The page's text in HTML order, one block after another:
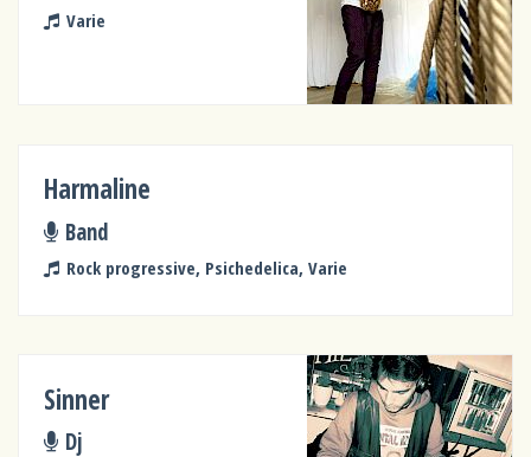
Varie
Harmaline
Band
Rock progressive, Psichedelica, Varie
Sinner
Dj